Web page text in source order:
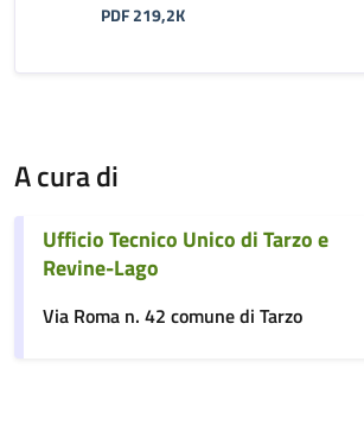
PDF 219,2K
A cura di
Ufficio Tecnico Unico di Tarzo e
Revine-Lago
Via Roma n. 42 comune di Tarzo